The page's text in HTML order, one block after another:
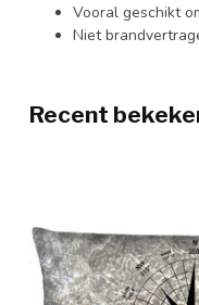
Vooral geschikt
Niet
Recent